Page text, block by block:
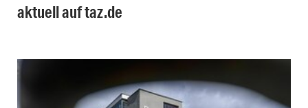
aktuell auf taz.de